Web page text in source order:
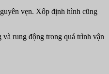
vẹn. Xốp định hình cũng
rung động trong quá trình vận